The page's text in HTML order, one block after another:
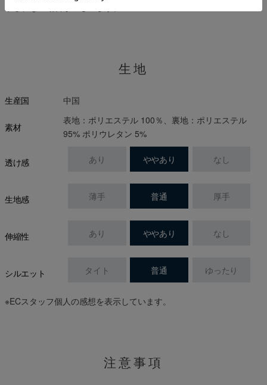
示されない場合がございます。
生地
生産国 中国
素材
表地：ポリエステル 100％、裏地：ポリエステル
95% ポリウレタン 5%
透け感 あり ややあり なし
生地感 薄手 普通 厚手
伸縮性 あり ややあり なし
シルエット タイト 普通 ゆったり
※ECスタッフ個人の感想を表示しています。
注意事項